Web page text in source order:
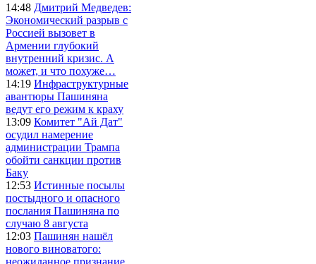
14:48 Дмитрий Медведев:
Экономический разрыв с
Россией вызовет в
Армении глубокий
внутренний кризис. А
может, и что похуже…
14:19 Инфраструктурные
авантюры Пашиняна
ведут его режим к краху
13:09 Комитет "Ай Дат"
осудил намерение
администрации Трампа
обойти санкции против
Баку
12:53 Истинные посылы
постыдного и опасного
послания Пашиняна по
случаю 8 августа
12:03 Пашинян нашёл
нового виноватого:
неожиданное признание